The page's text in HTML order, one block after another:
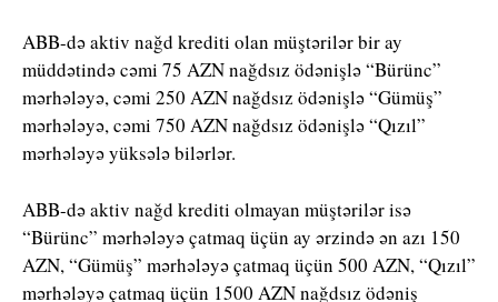
ABB-də aktiv nağd krediti olan müştərilər bir ay
müddətində cəmi 75 AZN nağdsız ödənişlə “Bürünc”
mərhələyə, cəmi 250 AZN nağdsız ödənişlə “Gümüş”
mərhələyə, cəmi 750 AZN nağdsız ödənişlə “Qızıl”
mərhələyə yüksələ bilərlər.
ABB-də aktiv nağd krediti olmayan müştərilər isə
“Bürünc” mərhələyə çatmaq üçün ay ərzində ən azı 150
AZN, “Gümüş” mərhələyə çatmaq üçün 500 AZN, “Qızıl”
mərhələyə çatmaq üçün 1500 AZN nağdsız ödəniş